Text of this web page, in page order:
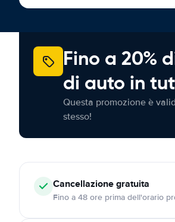
Fino a 20%
di auto in
Questa promozione è
stesso!
Cancellazionegratuita
Fino a 48 ore prima dell'orario